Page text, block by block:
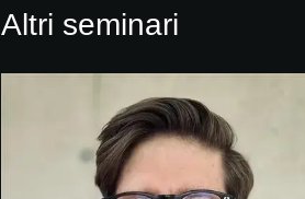
Altri seminari